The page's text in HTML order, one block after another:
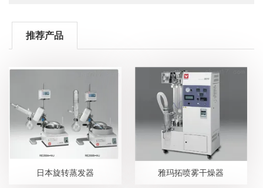
推荐产品
日本旋转蒸发器 雅玛拓喷雾干燥器